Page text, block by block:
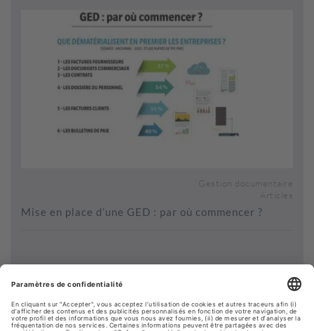
Gestion documentaire
Articles
Mise en place d’une GED : par où commencer ?
Voir plus de contenus...